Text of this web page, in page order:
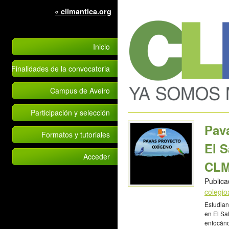
« climantica.org
Inicio
Finalidades de la convocatoria
Campus de Aveiro
Participación y selección
Formatos y tutoriales
Acceder
El
en El